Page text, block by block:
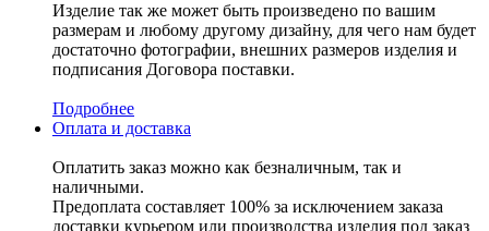
Изделие так же может быть произведено по вашим
размерам и любому другому дизайну, для чего нам будет
достаточно фотографии, внешних размеров изделия и
подписания Договора поставки.
Подробнее
Оплата и доставка
Оплатить заказ можно как безналичным, так и
наличными.
Предоплата составляет 100% за исключением заказа
доставки курьером или производства изделия под заказ